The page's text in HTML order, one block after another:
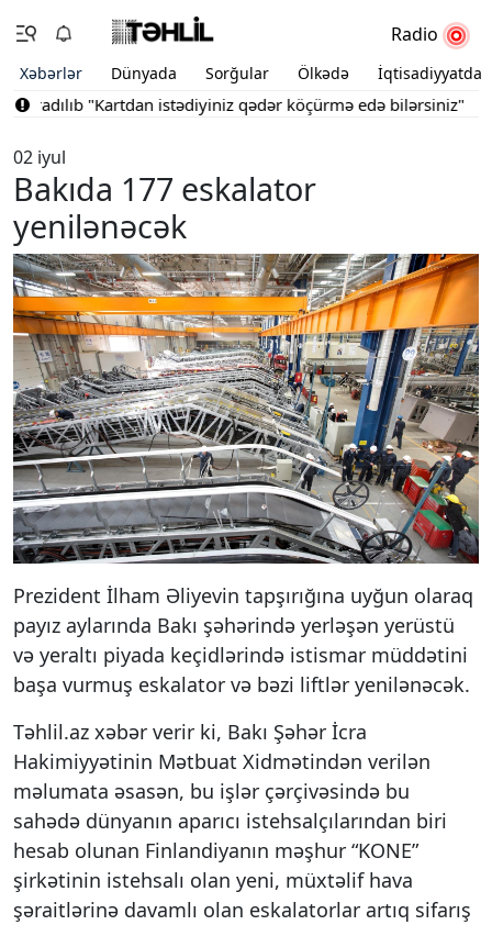
Radio
Xəbərlər Dünyada Sorğular Ölkədə İqtisadiyyatda
"Kartdan istədiyiniz qədər köçürmə edə bilərsiniz"
02 iyul
Bakıda 177 eskalator
yenilənəcək
Prezident İlham Əliyevin tapşırığına uyğun olaraq
payız aylarında Bakı şəhərində yerləşən yerüstü
və yeraltı piyada keçidlərində istismar müddətini
başa vurmuş eskalator və bəzi liftlər yenilənəcək.
Təhlil.az xəbər verir ki, Bakı Şəhər İcra
Hakimiyyətinin Mətbuat Xidmətindən verilən
məlumata əsasən, bu işlər çərçivəsində bu
sahədə dünyanın aparıcı istehsalçılarından biri
hesab olunan Finlandiyanın məşhur “KONE”
şirkətinin istehsalı olan yeni, müxtəlif hava
şəraitlərinə davamlı olan eskalatorlar artıq sifarış